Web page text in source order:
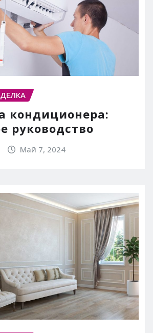
кондиционера:
руководство
Май 7, 2024